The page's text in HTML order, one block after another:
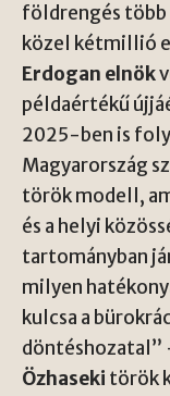
földrengés
közel kétmillió
Erdogan elnök
példaértékű
2025-ben is
Magyarország
török modell,
és a helyi
tartományban
milyen
kulcsa a
döntéshozatal”
Özhaseki török